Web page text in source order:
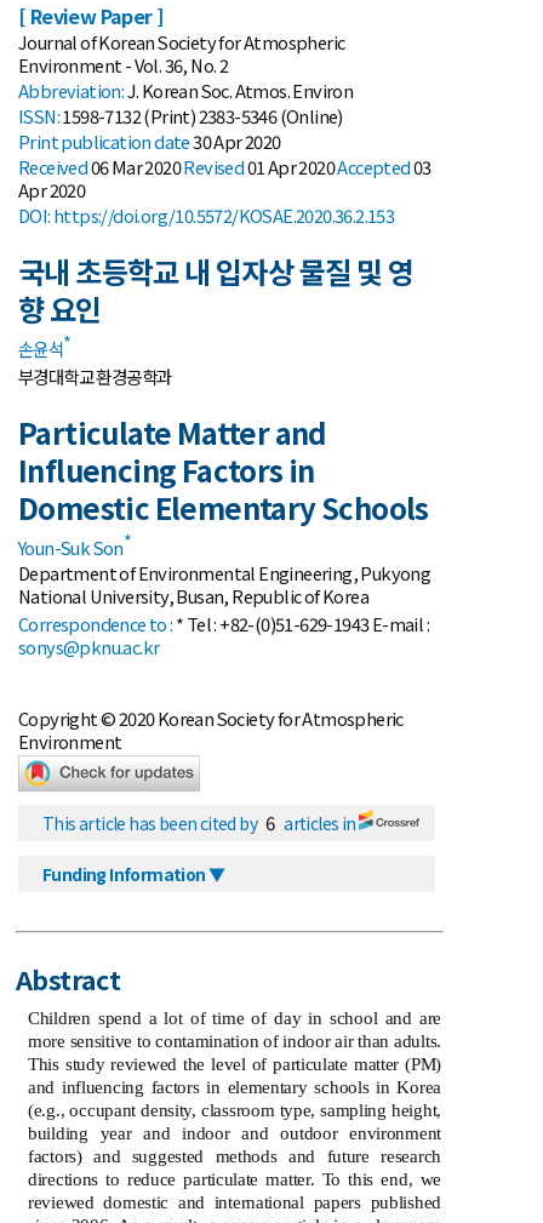
[ Review Paper ]
Journal of Korean Society for Atmospheric
Environment - Vol. 36, No. 2
Abbreviation:J. Korean Soc. Atmos. Environ
ISSN:1598-7132 (Print) 2383-5346 (Online)
Printpublication date30 Apr 2020
Received06 Mar 2020Revised01 Apr 2020Accepted03
Apr 2020
DOI:https://doi.org/10.5572/KOSAE.2020.36.2.153
국내 초등학교 내 입자상 물질 및 영
향 요인
손윤석*
부경대학교 환경공학과
Particulate Matter and
Influencing Factors in
Domestic Elementary Schools
Youn-Suk Son*
Department of Environmental Engineering, Pukyong
National University, Busan, Republic of Korea
Correspondence to :* Tel : +82-(0)51-629-1943 E-mail :
sonys@pknu.ac.kr
Copyright © 2020 Korean Society for Atmospheric
Environment
This article has been cited by 6 articles in
Funding Information ▼
Abstract
Children spend a lot of time of day in school and are
more sensitive to contamination of indoor air than adults.
This study reviewed the level of particulate matter (PM)
and influencing factors in elementary schools in Korea
(e.g., occupant density, classroom type, sampling height,
building year and indoor and outdoor environment
factors) and suggested methods and future research
directions to reduce particulate matter. To this end, we
reviewed domestic and international papers published